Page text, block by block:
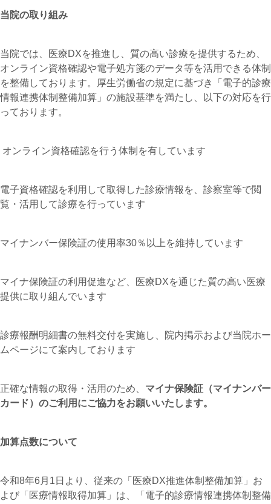
当院の取り組み
当院では、医療DXを推進し、質の高い診療を提供するため、
オンライン資格確認や電子処方箋のデータ等を活用できる体制
を整備しております。厚生労働省の規定に基づき「電子的診療
情報連携体制整備加算」の施設基準を満たし、以下の対応を行
っております。
オンライン資格確認を行う体制を有しています
電子資格確認を利用して取得した診療情報を、診察室等で閲
覧・活用して診療を行っています
マイナンバー保険証の使用率30％以上を維持しています
マイナ保険証の利用促進など、医療DXを通じた質の高い医療
提供に取り組んでいます
診療報酬明細書の無料交付を実施し、院内掲示および当院ホー
ムページにて案内しております
正確な情報の取得・活用のため、 マイナ保険証（マイナンバー
カード）のご利用にご協力をお願いいたします。
加算点数について
令和8年6月1日より、従来の「医療DX推進体制整備加算」お
よび「医療情報取得加算」は、「電子的診療情報連携体制整備